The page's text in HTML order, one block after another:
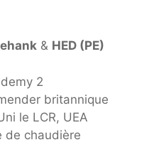
& HED (PE)
2
britannique
le LCR, UEA
de chaudière